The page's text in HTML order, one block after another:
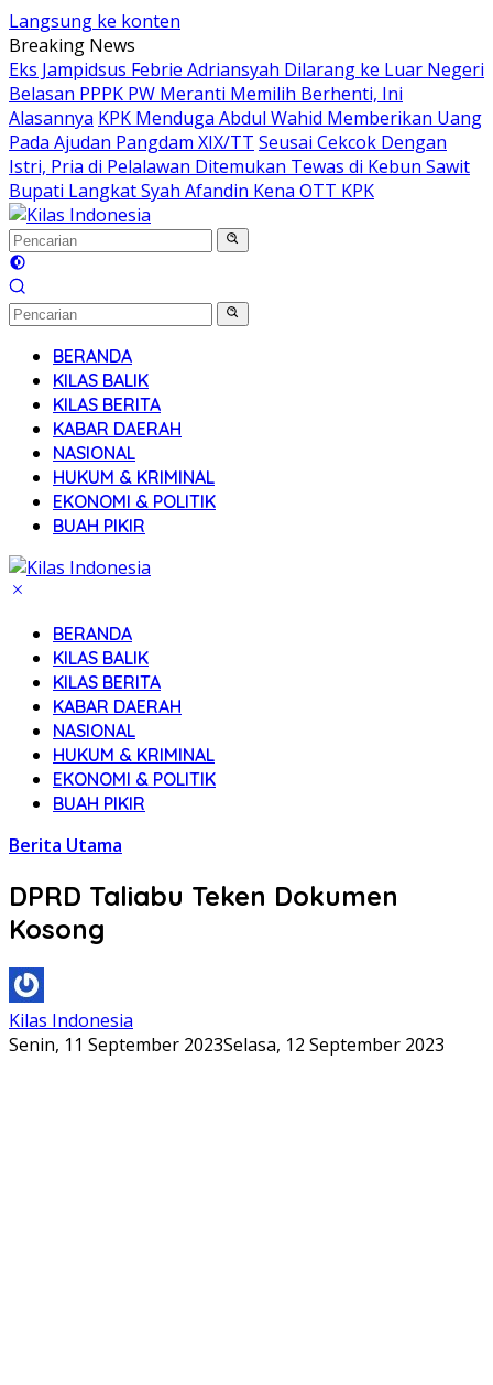
Langsung ke konten
Breaking News
Eks Jampidsus Febrie Adriansyah Dilarang ke Luar Negeri
Belasan PPPK PW Meranti Memilih Berhenti, Ini
Alasannya KPK Menduga Abdul Wahid Memberikan Uang
Pada Ajudan Pangdam XIX/TT Seusai Cekcok Dengan
Istri, Pria di Pelalawan Ditemukan Tewas di Kebun Sawit
Bupati Langkat Syah Afandin Kena OTT KPK
BERANDA
KILAS BALIK
KILAS BERITA
KABAR DAERAH
NASIONAL
HUKUM & KRIMINAL
EKONOMI & POLITIK
BUAH PIKIR
BERANDA
KILAS BALIK
KILAS BERITA
KABAR DAERAH
NASIONAL
HUKUM & KRIMINAL
EKONOMI & POLITIK
BUAH PIKIR
Berita Utama
DPRD Taliabu Teken Dokumen
Kosong
Kilas Indonesia
Senin, 11 September 2023Selasa, 12 September 2023